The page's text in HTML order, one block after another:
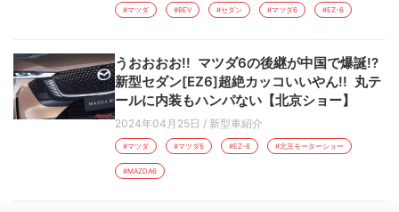
#マツダ #BEV #セダン #マツダ6 #EZ-6
うおおおお!! マツダ6の後継が中国で爆誕!?
新型セダン[EZ6]超絶カッコいいやん!! 丸テ
ールに内装もハンパない【北京ショー】
2024年04月25日 / 新型車紹介
#マツダ #マツダ6 #EZ-6 #北京モーターショー
#MAZDA6